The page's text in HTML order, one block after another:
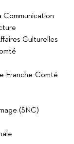
Culturelles
Franche-Comté
(SNC)